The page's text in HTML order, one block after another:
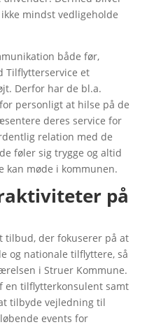
mindst vedligeholde
både før,
Tilflytterservice et
Derfor har de bl.a.
personligt at hilse på de
deres service for
relation med de
føler sig trygge og altid
kan møde i kommunen.
på
tilbud, der fokuserer på at
og nationale tilflyttere, så
i Struer Kommune.
en tilflytterkonsulent samt
tilbyde vejledning til
events for